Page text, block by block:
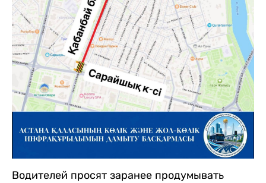
Водителей просят заранее продумывать